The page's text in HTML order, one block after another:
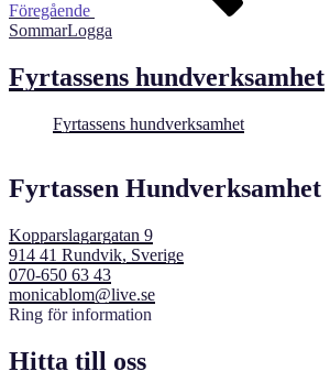
Föregående
SommarLogga
Fyrtassens hundverksamhet
Fyrtassens hundverksamhet
Fyrtassen Hundverksamhet
Kopparslagargatan 9
914 41 Rundvik, Sverige
070-650 63 43
monicablom@live.se
Ring för information
Hitta till oss